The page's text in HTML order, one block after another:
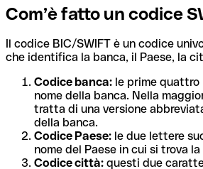
Com’è fatto un codice
Il codice BIC/SWIFT è un codice
che identifica la banca, il Paese, la
Codice banca: le prime
nome della banca. Nella
tratta di una versione
della banca.
Codice Paese: le due lettere
nome del Paese in cui si trova
Codice città: questi due